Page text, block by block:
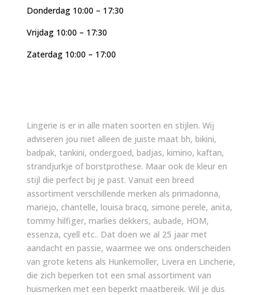
Donderdag 10:00 – 17:30
Vrijdag 10:00 – 17:30
Zaterdag 10:00 – 17:00
Lingerie is er in alle maten soorten en stijlen. Wij
adviseren jou niet alleen de juiste maat bh, bikini,
badpak, tankini, ondergoed, badjas, kimino, kaftan,
strandjurkje of borstprothese. Maar ook de kleur en
stijl die perfect bij je past. Vanuit een breed
assortiment verschillende merken als primadonna,
mariejo, chantelle, louisa bracq, simone perele, anita,
tommy hilfiger, marlies dekkers, aubade, HOM,
essenza, cyell etc.. Dat doen we al 25 jaar met
aandacht en passie, waarmee we ons onderscheiden
van grote ketens als Hunkemoller, Livera en Lincherie,
die zich beperken tot een smal assortiment van
huismerken met een beperkt maatbereik. Wil je dus